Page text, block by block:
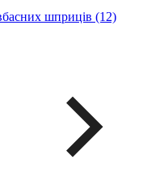
шприців (12)